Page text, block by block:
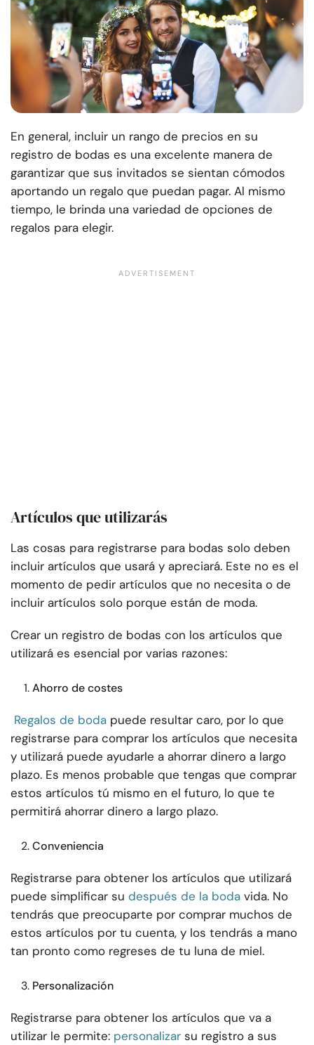
En general, incluir un rango de precios en su
registro de bodas es una excelente manera de
garantizar que sus invitados se sientan cómodos
aportando un regalo que puedan pagar. Al mismo
tiempo, le brinda una variedad de opciones de
regalos para elegir.
Artículos que utilizarás
Las cosas para registrarse para bodas solo deben
incluir artículos que usará y apreciará. Este no es el
momento de pedir artículos que no necesita o de
incluir artículos solo porque están de moda.
Crear un registro de bodas con los artículos que
utilizará es esencial por varias razones:
Ahorro de costes
Regalos de boda puede resultar caro, por lo que
registrarse para comprar los artículos que necesita
y utilizará puede ayudarle a ahorrar dinero a largo
plazo. Es menos probable que tengas que comprar
estos artículos tú mismo en el futuro, lo que te
permitirá ahorrar dinero a largo plazo.
Conveniencia
Registrarse para obtener los artículos que utilizará
puede simplificar su después de la boda vida. No
tendrás que preocuparte por comprar muchos de
estos artículos por tu cuenta, y los tendrás a mano
tan pronto como regreses de tu luna de miel.
Personalización
Registrarse para obtener los artículos que va a
utilizar le permite: personalizar su registro a sus